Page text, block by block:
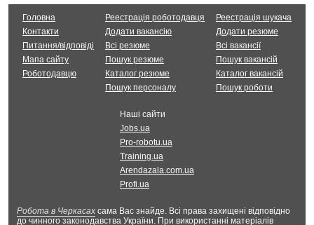
Головна
Контакти
Питання/відповіді
Мапа сайту
Роботодавцю
Реестрація роботодавця
Додати вакансію
Всі резюме
Пошук резюме
Каталог резюме
Пошук персоналу
Реестрація шукача
Додати резюме
Всі вакансії
Пошук вакансій
Каталог вакансій
Пошук роботи
Наші сайти
Jobs.ua
Pro-robotu.ua
Training.ua
Arendazala.com.ua
Profi.ua
Робота в Черкасах сама Вас знайде. Всі права захищені відповідно
до чинного законодавства України. При використанні матеріалів